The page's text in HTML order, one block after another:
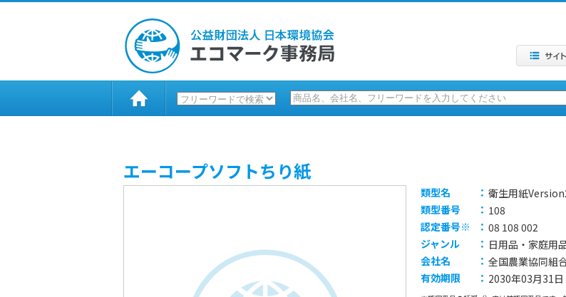
エーコープソフトちり紙
類型名 ： 衛生用紙
類型番号
： 108
認定番号※
： 08 108 002
ジャンル
： 日用品・家庭用
会社名
： 全国農業協同組
有効期限
： 2030年03月31日